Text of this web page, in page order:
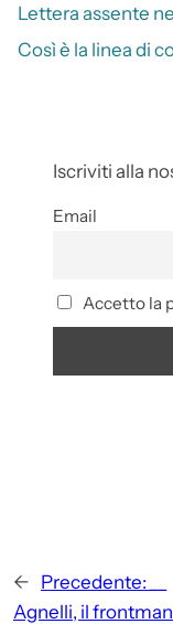
Lettera assente
Così è la linea di
Iscriviti alla
Email
Accetto la
← Precedente:
Agnelli, il